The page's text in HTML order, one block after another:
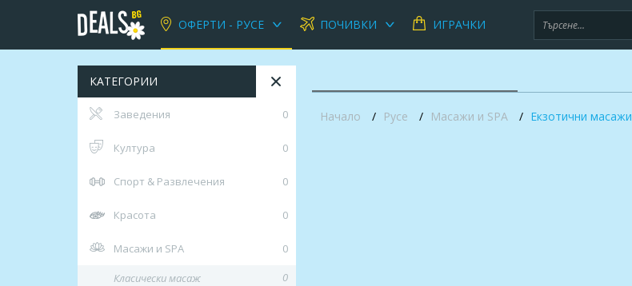
ОФЕРТИ - РУСЕ ПОЧИВКИ ИГРАЧКИ
КАТЕГОРИИ
Заведения 0
Култура 0
Спорт & Развлечения 0
Красота 0
Масажи и SPA 0
Класически масаж
0
Начало Русе Масажи и SPA Екзотични масажи